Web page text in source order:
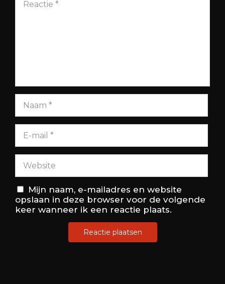
Mijn naam, e-mailadres en website
opslaan in deze browser voor de volgende
keer wanneer ik een reactie plaats.